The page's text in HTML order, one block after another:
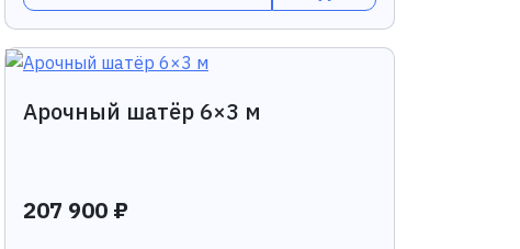
Арочный шатёр 6×3 м
207 900 ₽